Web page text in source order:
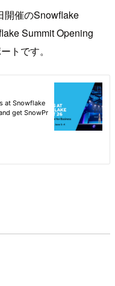
開催のSnowflake
Summit Opening
トです。